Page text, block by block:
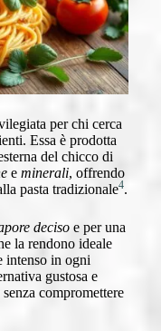
per chi cerca
Essa è prodotta
del chicco di
e minerali, offrendo
pasta tradizionale4.
deciso e per una
la rendono ideale
intenso in ogni
gustosa e
compromettere